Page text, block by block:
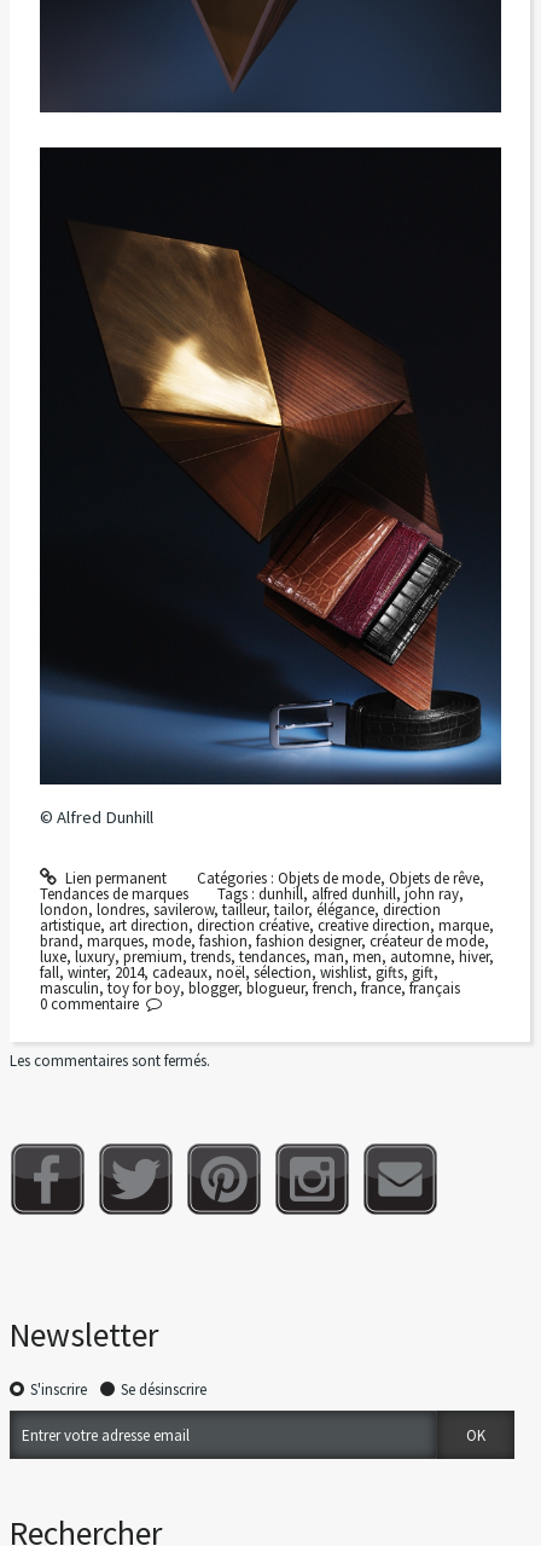
© Alfred Dunhill
Lien permanent Catégories : Objets de mode, Objets de rêve,
Tendances de marques Tags :dunhill, alfred dunhill,john ray,
london, londres, savilerow, tailleur, tailor, élégance, direction
artistique, art direction, direction créative, creative direction, marque,
brand,marques, mode, fashion, fashion designer, créateur de mode,
luxe, luxury,premium, trends, tendances, man, men, automne, hiver,
fall, winter, 2014, cadeaux, noël, sélection, wishlist, gifts, gift,
masculin, toy for boy, blogger, blogueur, french, france,français
0 commentaire
Les commentaires sont fermés.
Newsletter
S'inscrire Se désinscrire
Rechercher